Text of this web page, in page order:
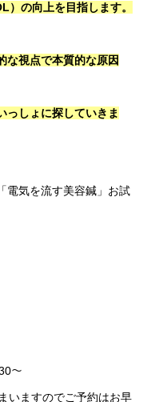
）の向上を目指します。
な視点で本質的な原因
っしょに探していきま
電気を流す美容鍼」お試
〜
いますのでご予約はお早